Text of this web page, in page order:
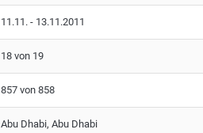
11.11. - 13.11.2011
18 von 19
857 von 858
Abu Dhabi, Abu Dhabi